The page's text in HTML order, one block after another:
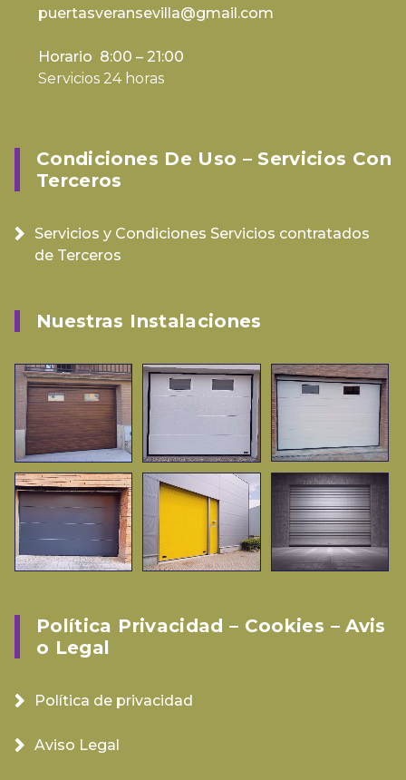
puertasveransevilla@gmail.com
Horario 8:00 – 21:00
Servicios 24 horas
Condiciones De Uso – Servicios Con
Terceros
Servicios y Condiciones Servicios contratados
de Terceros
Nuestras Instalaciones
Política Privacidad – Cookies – Avis
O Legal
Política de privacidad
Aviso Legal